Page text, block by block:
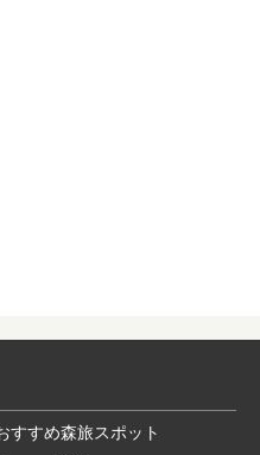
すすめ森旅スポット